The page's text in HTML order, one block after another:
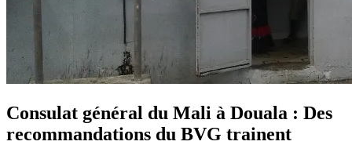
Consulat général du Mali à Douala : Des
recommandations du BVG trainent